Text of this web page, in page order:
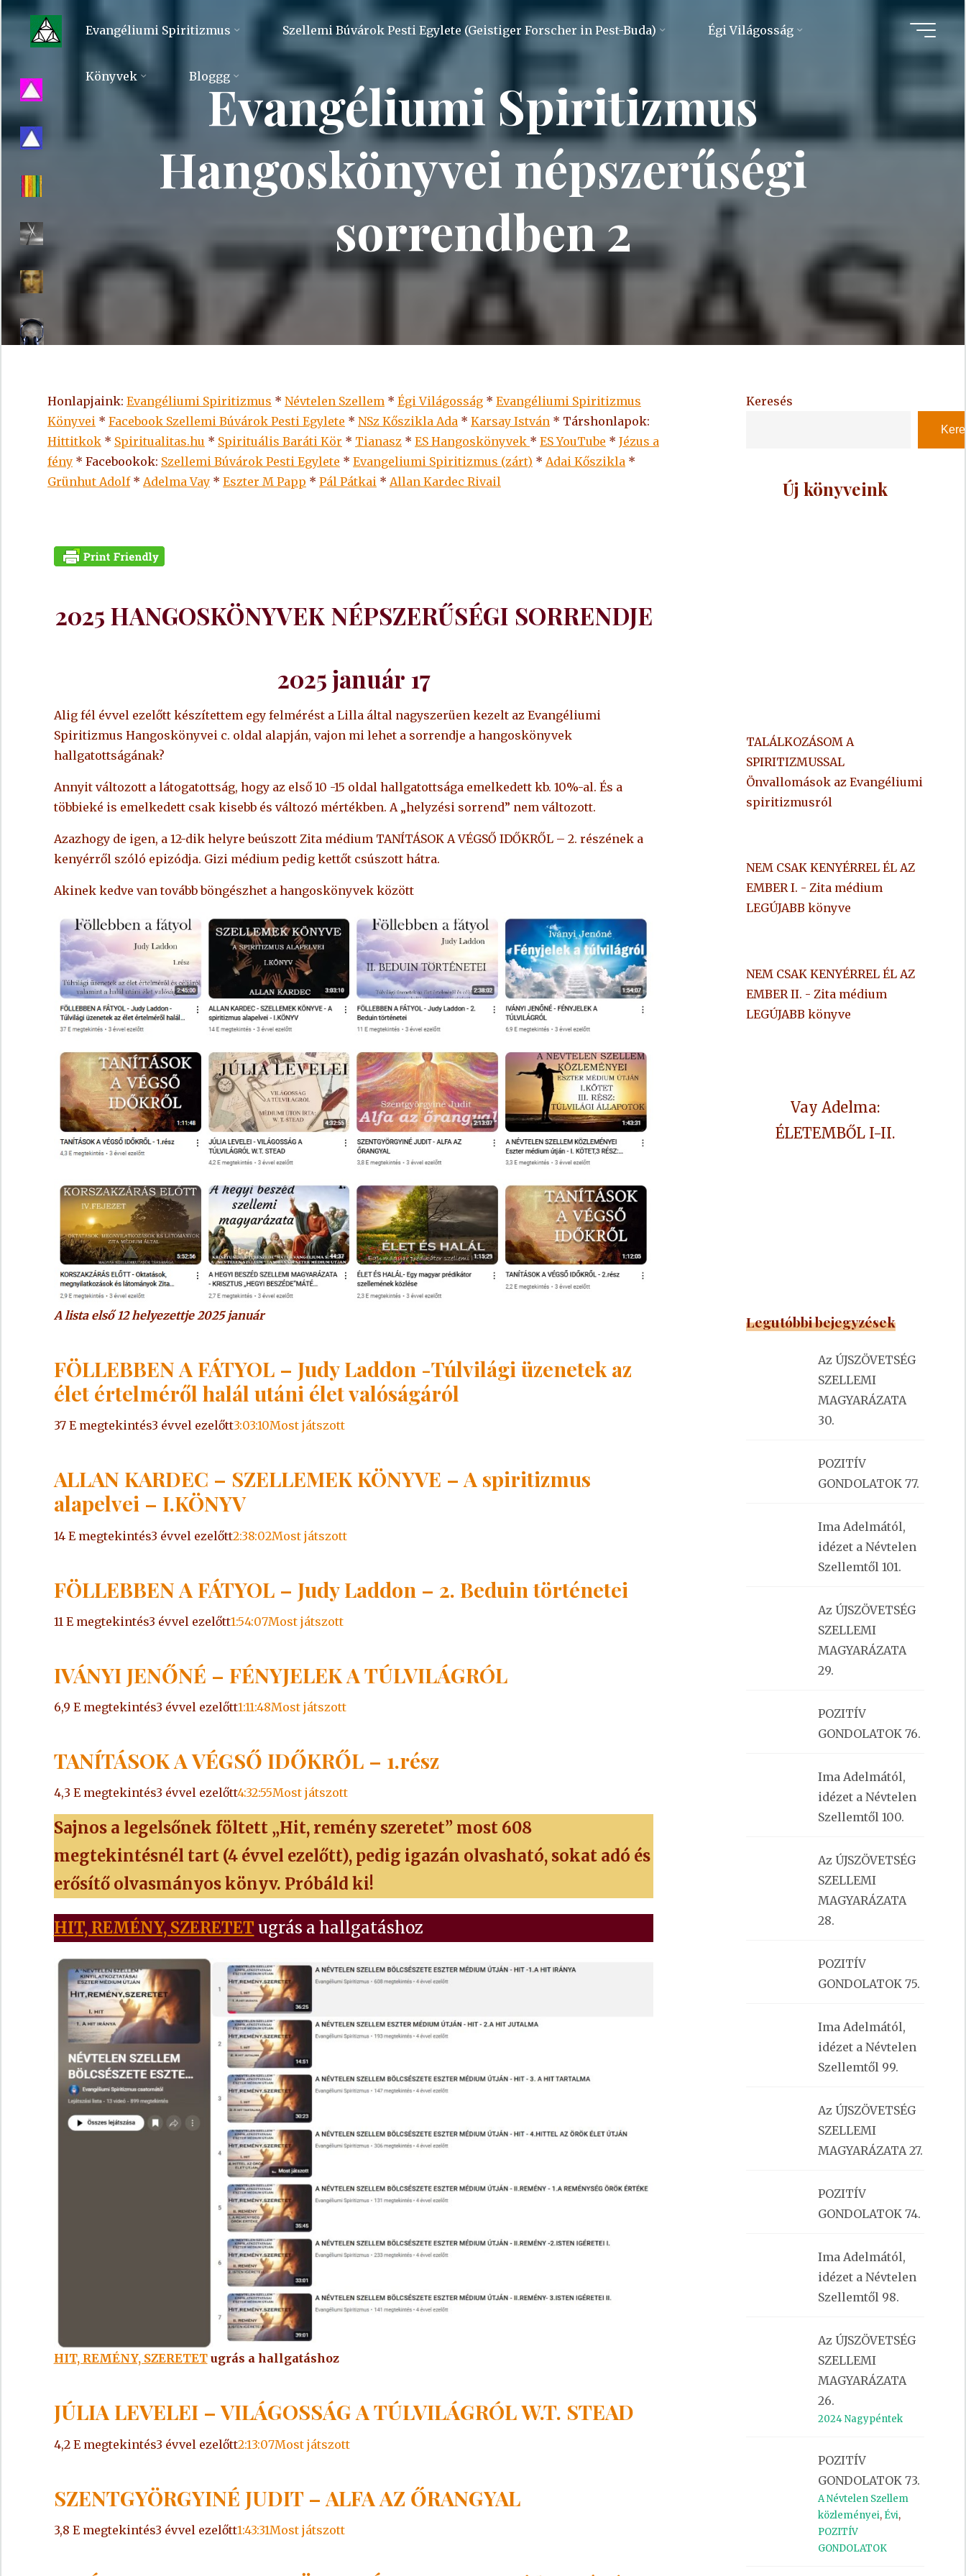
Skip
content
Evangéliumi
Spiritizmus
Evangéliumi Spiritizmus Szellemi Búvárok Pesti Egylete (Geistiger Forscher in Pest-Buda) Égi Világosság
Könyvek BlogggEvangéliumi Spiritizmus
Hangoskönyvei népszerűségi
sorrendben 2
Honlapjaink: Evangéliumi Spiritizmus * Névtelen Szellem * Égi Világosság * Evangéliumi Spiritizmus
Könyvei * Facebook Szellemi Búvárok Pesti Egylete * NSz Kőszikla Ada * Karsay István * Társhonlapok:
Hittitkok * Spiritualitas.hu * Spirituális Baráti Kör * Tianasz * ES Hangoskönyvek * ESYouTube * Jézus a
fény * Facebookok: Szellemi Búvárok Pesti Egylete * Evangeliumi Spiritizmus (zárt) * Adai Kőszikla *
Grünhut Adolf* Adelma Vay * Eszter M Papp * Pál Pátkai * Allan Kardec Rivail
2025 HANGOSKÖNYVEK NÉPSZERŰSÉGI SORRENDJE
2025 január 17
Alig fél évvel ezelőtt készítettem egy felmérést a Lilla által nagyszerüen kezelt az Evangéliumi
Spiritizmus Hangoskönyvei c. oldal alapján, vajon mi lehet a sorrendje a hangoskönyvek
hallgatottságának?
Annyit változott a látogatottság, hogy az első 10 -15 oldal hallgatottsága emelkedett kb. 10%-al. És a
többieké is emelkedett csak kisebb és változó mértékben. A „helyzési sorrend” nem változott.
Azazhogy de igen, a 12-dik helyre beúszott Zita médium TANÍTÁSOK A VÉGSŐ IDŐKRŐL – 2. részének a
kenyérről szóló epizódja. Gizi médium pedig kettőt csúszott hátra.
Akinek kedve van tovább böngészhet a hangoskönyvek között
A lista első 12 helyezettje 2025 január
FÖLLEBBEN A FÁTYOL – Judy Laddon -Túlvilági üzenetek az
élet értelméről halál utáni élet valóságáról
37 E megtekintés3 évvel ezelőtt3:03:10Most játszott
ALLAN KARDEC – SZELLEMEK KÖNYVE – A spiritizmus
alapelvei – I.KÖNYV
14 E megtekintés3 évvel ezelőtt2:38:02Most játszott
FÖLLEBBEN A FÁTYOL – Judy Laddon – 2. Beduin történetei
11 E megtekintés3 évvel ezelőtt1:54:07Most játszott
IVÁNYI JENŐNÉ – FÉNYJELEK A TÚLVILÁGRÓL
6,9 E megtekintés3 évvel ezelőtt1:11:48Most játszott
TANÍTÁSOK A VÉGSŐ IDŐKRŐL – 1.rész
4,3 E megtekintés3 évvel ezelőtt4:32:55Most játszott
Sajnos a legelsőnek föltett „Hit, remény szeretet” most 608
megtekintésnél tart (4 évvel ezelőtt), pedig igazán olvasható, sokat adó és
erősítő olvasmányos könyv. Próbáld ki!
HIT, REMÉNY, SZERETET ugrás a hallgatáshoz
HIT, REMÉNY, SZERETETugrás a hallgatáshoz
JÚLIA LEVELEI – VILÁGOSSÁG A TÚLVILÁGRÓL W.T. STEAD
4,2 E megtekintés3 évvel ezelőtt2:13:07Most játszott
SZENTGYÖRGYINÉ JUDIT – ALFA AZ ŐRANGYAL
3,8 E megtekintés3 évvel ezelőtt1:43:31Most játszott
Keresés
Új könyveink
TALÁLKOZÁSOM A
SPIRITIZMUSSAL
Önvallomások az Evangéliumi
spiritizmusról
NEM CSAK KENYÉRREL ÉL AZ
EMBER I. - Zita médium
LEGÚJABB könyve
NEM CSAK KENYÉRREL ÉL AZ
EMBER II. - Zita médium
LEGÚJABB könyve
Vay Adelma:
ÉLETEMBŐL I-II.
Legutóbbi bejegyzések
Az ÚJSZÖVETSÉG
SZELLEMI
MAGYARÁZATA
30.
POZITÍV
GONDOLATOK 77.
Ima Adelmától,
idézet a Névtelen
Szellemtől 101.
Az ÚJSZÖVETSÉG
SZELLEMI
MAGYARÁZATA
29.
POZITÍV
GONDOLATOK 76.
Ima Adelmától,
idézet a Névtelen
Szellemtől 100.
Az ÚJSZÖVETSÉG
SZELLEMI
MAGYARÁZATA
28.
POZITÍV
GONDOLATOK 75.
Ima Adelmától,
idézet a Névtelen
Szellemtől 99.
Az ÚJSZÖVETSÉG
SZELLEMI
MAGYARÁZATA 27.
POZITÍV
GONDOLATOK 74.
Ima Adelmától,
idézet a Névtelen
Szellemtől 98.
Az ÚJSZÖVETSÉG
SZELLEMI
MAGYARÁZATA
26.
2024 Nagypéntek
POZITÍV
GONDOLATOK 73.
A Névtelen Szellem
közleményei, Évi,
POZITÍV
GONDOLATOK